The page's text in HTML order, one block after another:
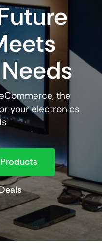
the
your electronics